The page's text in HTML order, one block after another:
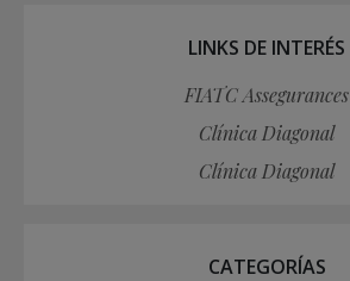
LINKS DE INTERÉS
FIATC Assegurances
Clínica Diagonal
Clínica Diagonal
CATEGORÍAS